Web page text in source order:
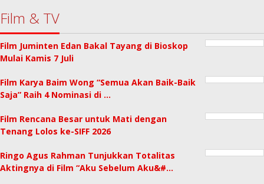
Film & TV
Film Juminten Edan Bakal Tayang di Bioskop
Mulai Kamis 7 Juli
Film Karya Baim Wong “Semua Akan Baik-Baik
Saja” Raih 4 Nominasi di …
Film Rencana Besar untuk Mati dengan
Tenang Lolos ke-SIFF 2026
Ringo Agus Rahman Tunjukkan Totalitas
Aktingnya di Film “Aku Sebelum Aku&#…